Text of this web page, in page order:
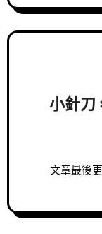
小針刀
文章最